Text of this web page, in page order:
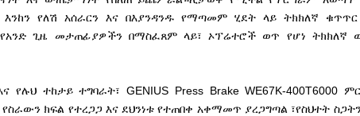
የለሽ አሰራርን እና በእያንዳንዱ የማጣመም ሂደት ላይ ትክክለኛ ቁጥጥር
ጊዜ መታጠፊያዎችን በማስፈጸም ላይ፣ ኦፕሬተሮች ወጥ የሆነ ትክክለኛ
ተከታይ ተግባራት፣ GENIUS Press Brake WE67K-400T6000
ክፍል የተረጋጋ እና ደህንነቱ የተጠበቀ አቀማመጥ ያረጋግጣል ፣የስህተት